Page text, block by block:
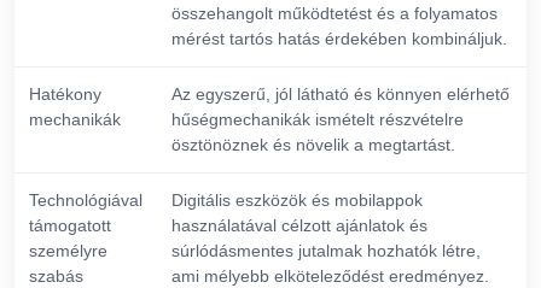
összehangolt működtetést és a folyamatos
mérést tartós hatás érdekében kombináljuk.
Hatékony
mechanikák
Az egyszerű, jól látható és könnyen elérhető
hűségmechanikák ismételt részvételre
ösztönöznek és növelik a megtartást.
Technológiával
támogatott
személyre
szabás
Digitális eszközök és mobilappok
használatával célzott ajánlatok és
súrlódásmentes jutalmak hozhatók létre,
ami mélyebb elköteleződést eredményez.